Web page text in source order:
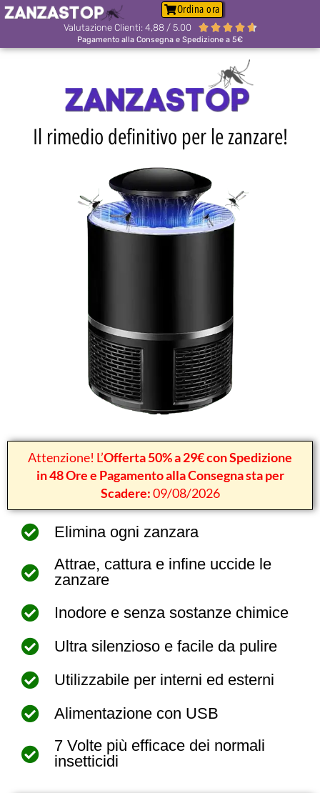
Ordina ora
Valutazione Clienti: 4,88 / 5.00     
Pagamento alla Consegna e Spedizione a 5€
Il rimedio definitivo per le zanzare!
Attenzione! L’Offerta 50% a 29€ con Spedizione
in 48 Ore e Pagamento alla Consegna sta per
Scadere:09/08/2026
Elimina ogni zanzara
Attrae, cattura e infine uccide le
zanzare
Inodore e senza sostanze chimice
Ultra silenzioso e facile da pulire
Utilizzabile per interni ed esterni
Alimentazione con USB
7 Volte più efficace dei normali
insetticidi